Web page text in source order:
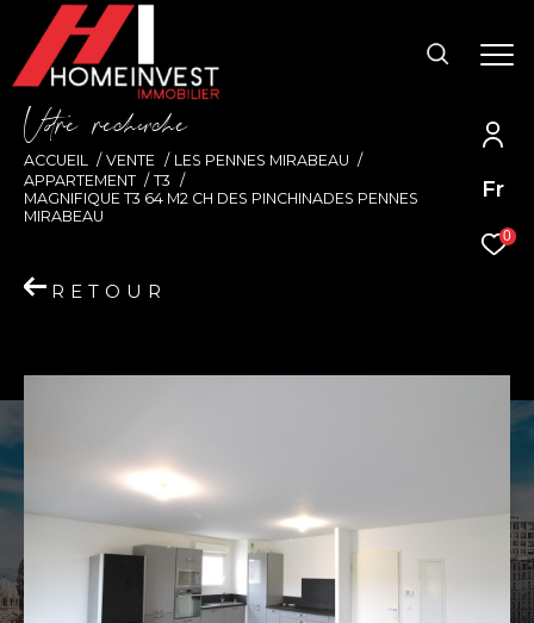
Fr
0
Vore recece
ACCUEIL VENTE
LES PENNES MIRABEAU
APPARTEMENT
T3
MAGNIFIQUE T3 64 M2 CH DES PINCHINADES PENNES
MIRABEAU
RETOUR